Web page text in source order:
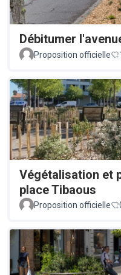
Débitumer
Proposition officielle
Végétalisation et
place Tibaous
Proposition officielle